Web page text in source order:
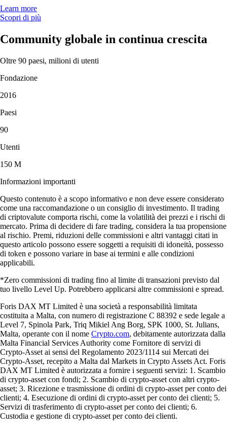
Learn more
Scopri di più
Community globale in continua crescita
Oltre 90 paesi, milioni di utenti
Fondazione
2016
Paesi
90
Utenti
150 M
Informazioni importanti
Questo contenuto è a scopo informativo e non deve essere considerato
come una raccomandazione o un consiglio di investimento. Il trading
di criptovalute comporta rischi, come la volatilità dei prezzi e i rischi di
mercato. Prima di decidere di fare trading, considera la tua propensione
al rischio. Premi, riduzioni delle commissioni e altri vantaggi citati in
questo articolo possono essere soggetti a requisiti di idoneità, possesso
di token e possono variare in base ai termini e alle condizioni
applicabili.
*Zero commissioni di trading fino al limite di transazioni previsto dal
tuo livello Level Up. Potrebbero applicarsi altre commissioni e spread.
Foris DAX MT Limited è una società a responsabilità limitata
costituita a Malta, con numero di registrazione C 88392 e sede legale a
Level 7, Spinola Park, Triq Mikiel Ang Borg, SPK 1000, St. Julians,
Malta, operante con il nome Crypto.com, debitamente autorizzata dalla
Malta Financial Services Authority come Fornitore di servizi di
Crypto-Asset ai sensi del Regolamento 2023/1114 sui Mercati dei
Crypto-Asset, recepito a Malta dal Markets in Crypto Assets Act. Foris
DAX MT Limited è autorizzata a fornire i seguenti servizi: 1. Scambio
di crypto-asset con fondi; 2. Scambio di crypto-asset con altri crypto-
asset; 3. Ricezione e trasmissione di ordini di crypto-asset per conto dei
clienti; 4. Esecuzione di ordini di crypto-asset per conto dei clienti; 5.
Servizi di trasferimento di crypto-asset per conto dei clienti; 6.
Custodia e gestione di crypto-asset per conto dei clienti.